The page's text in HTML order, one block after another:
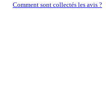
Comment sont collectés les avis ?